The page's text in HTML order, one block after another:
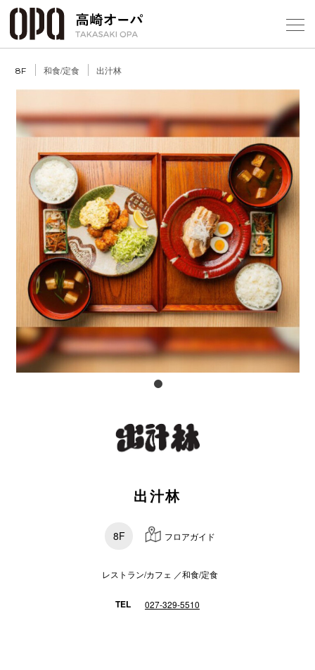
8F 和食/定食 出汁林
出汁林
8F フロアガイド
レストラン/カフェ ／和食/定食
TEL 027-329-5510
フロア
ショッ
レスト
施設案内
アクセ
スタッ
電話で